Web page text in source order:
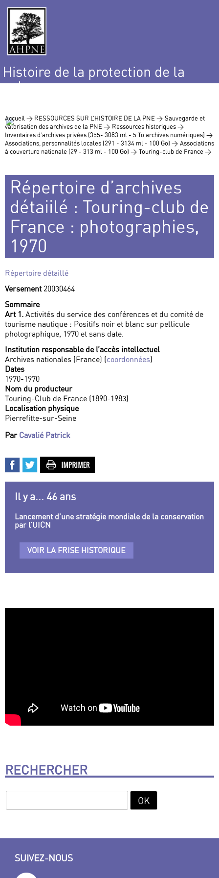
Histoire de la protection de la
nature
Accueil > RESSOURCES SUR L’HISTOIRE DE LA PNE > Sauvegarde et
valorisation des archives de la PNE > Ressources historiques >
Inventaires d’archives privées (355- 3083 ml - 5 To archives numériques) >
Associations, personnalités locales (291 - 3134 ml - 100 Go) > Associations
à couverture nationale (29 - 313 ml - 100 Go) > Touring-club de France >
Répertoire d’archives
détaiilé : Touring-club de
France : photographies,
1970
Répertoire détaillé
Versement 20030464
Sommaire
Art 1. Activités du service des conférences et du comité de
tourisme nautique : Positifs noir et blanc sur pellicule
photographique, 1970 et sans date.
Institution responsable de l’accès intellectuel
Archives nationales (France) (coordonnées)
Dates
1970-1970
Nom du producteur
Touring-Club de France (1890-1983)
Localisation physique
Pierrefitte-sur-Seine
Par Cavalié Patrick
Il y a... 46 ans
Lancement d’une stratégie mondiale de la conservation
par l’UICN
VOIR LA FRISE HISTORIQUE
RECHERCHER
SUIVEZ-NOUS